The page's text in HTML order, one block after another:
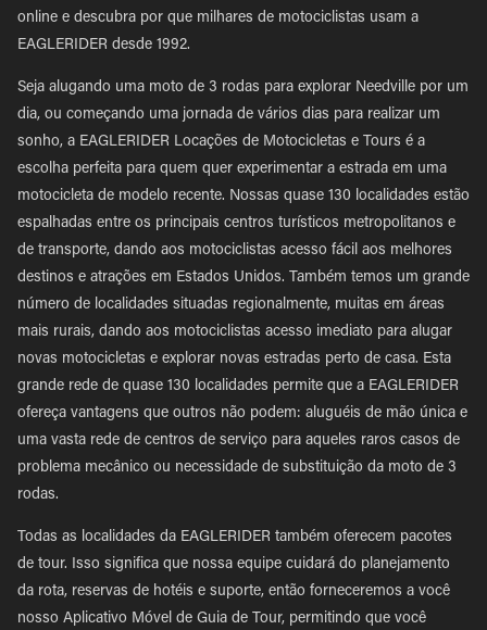
online e descubra por que milhares de motociclistas usam a
EAGLERIDER desde 1992.
Seja alugando uma moto de 3 rodas para explorar Needville por um
dia, ou começando uma jornada de vários dias para realizar um
sonho, a EAGLERIDER Locações de Motocicletas e Tours é a
escolha perfeita para quem quer experimentar a estrada em uma
motocicleta de modelo recente. Nossas quase 130 localidades estão
espalhadas entre os principais centros turísticos metropolitanos e
de transporte, dando aos motociclistas acesso fácil aos melhores
destinos e atrações em Estados Unidos. Também temos um grande
número de localidades situadas regionalmente, muitas em áreas
mais rurais, dando aos motociclistas acesso imediato para alugar
novas motocicletas e explorar novas estradas perto de casa. Esta
grande rede de quase 130 localidades permite que a EAGLERIDER
ofereça vantagens que outros não podem: aluguéis de mão única e
uma vasta rede de centros de serviço para aqueles raros casos de
problema mecânico ou necessidade de substituição da moto de 3
rodas.
Todas as localidades da EAGLERIDER também oferecem pacotes
de tour. Isso significa que nossa equipe cuidará do planejamento
da rota, reservas de hotéis e suporte, então forneceremos a você
nosso Aplicativo Móvel de Guia de Tour, permitindo que você